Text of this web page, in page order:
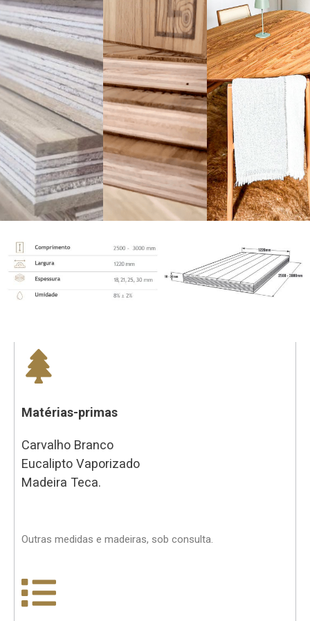
Matérias-primas
Carvalho Branco
Eucalipto Vaporizado
Madeira Teca.
Outras medidas e madeiras, sob consulta.